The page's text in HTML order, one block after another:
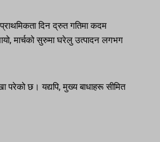
दिन द्रुत गतिमा कदम
मार्चको सुरुमा घरेलु उत्पादन लगभग
परेको छ। यद्यपि, मुख्य बाधाहरू सीमित